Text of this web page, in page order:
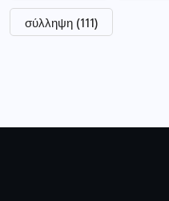
σύλληψη (111)